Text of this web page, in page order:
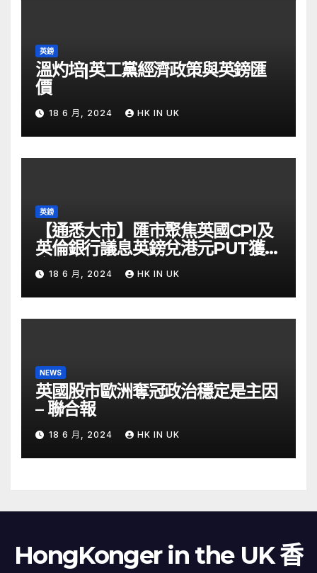
英鎊
溫灼培|英工黨經濟政策與英鎊匯
價
18 6 月, 2024 HK IN UK
英鎊
【通悉大市】匯市聚焦英國CPI及
英倫銀行議息英鎊兌港元PUT獲資
金留意 – Now 財經
18 6 月, 2024 HK IN UK
NEWS
英國股市歐洲奪冠政治穩定是主因
– 聯合報
18 6 月, 2024 HK IN UK
HongKonger in the UK 香